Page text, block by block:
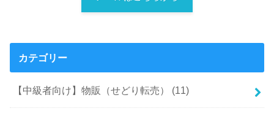
カテゴリー
【中級者向け】物販（せどり転売） (11)